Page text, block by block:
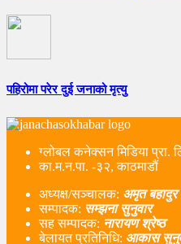
पहिरोमा परेर दुई जनाको मृत्यु
ग्लोबल कनेक्सन मिडिया प्रा.
का.म.न.पा. -३२, काठमाडौं
अध्यक्ष/सञ्चालक: अमृत बहादुर
सम्पादक: सम्झना सुनुवार
सह सम्पादक: नारायण श्रेष्ठ
बेलायत प्रतिनिधि: आकास